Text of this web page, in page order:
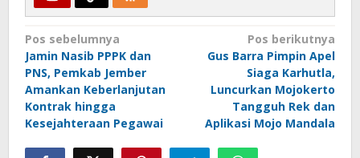
Navigasi
pos
Pos sebelumnya
Jamin Nasib PPPK dan
PNS, Pemkab Jember
Amankan Keberlanjutan
Kontrak hingga
Kesejahteraan Pegawai
Pos berikutnya
Gus Barra Pimpin Apel
Siaga Karhutla,
Luncurkan Mojokerto
Tangguh Rek dan
Aplikasi Mojo Mandala